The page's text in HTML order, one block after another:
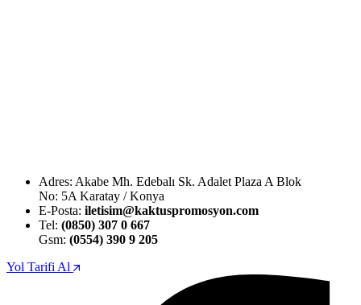
Adres: Akabe Mh. Edebalı Sk. Adalet Plaza A Blok
No: 5A Karatay / Konya
E-Posta: iletisim@kaktuspromosyon.com
Tel: (0850) 307 0 667
Gsm: (0554) 390 9 205
Yol Tarifi Al